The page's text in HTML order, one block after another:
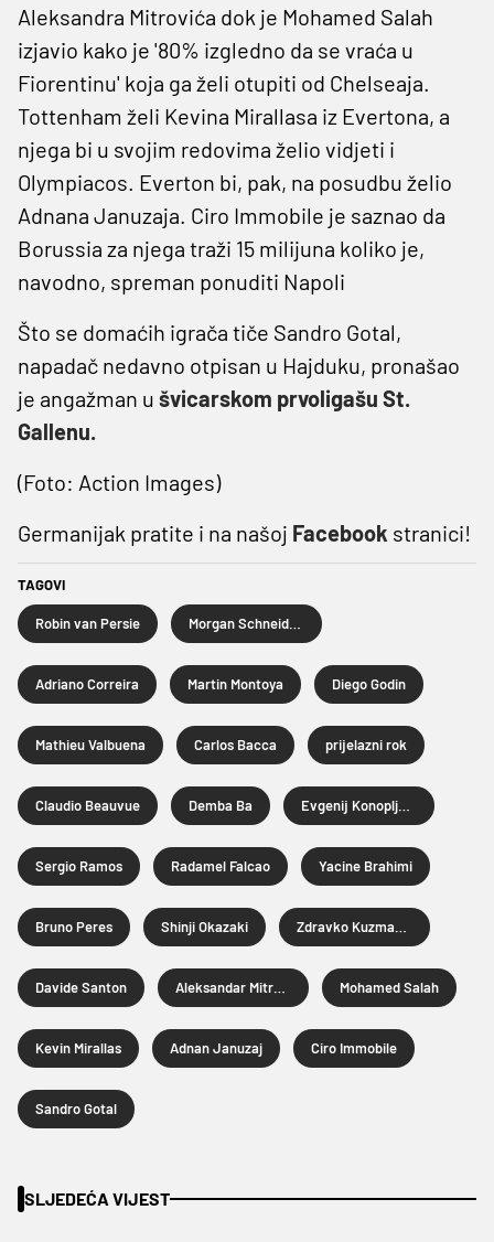
Aleksandra Mitrovića dok je Mohamed Salah
izjavio kako je '80% izgledno da se vraća u
Fiorentinu' koja ga želi otupiti od Chelseaja.
Tottenham želi Kevina Mirallasa iz Evertona, a
njega bi u svojim redovima želio vidjeti i
Olympiacos. Everton bi, pak, na posudbu želio
Adnana Januzaja. Ciro Immobile je saznao da
Borussia za njega traži 15 milijuna koliko je,
navodno, spreman ponuditi Napoli
Što se domaćih igrača tiče Sandro Gotal,
napadač nedavno otpisan u Hajduku, pronašao
je angažman u švicarskom prvoligašu St.
Gallenu.
(Foto: Action Images)
Germanijak pratite i na našoj Facebook stranici!
TAGOVI
Robin van Persie
Adriano Correira Martin Montoya Diego Godin
Mathieu Valbuena Carlos Bacca prijelazni rok
Claudio Beauvue Demba Ba
Sergio Ramos Radamel Falcao Yacine Brahimi
Bruno Peres Shinji Okazaki
Davide Santon Mohamed Salah
Kevin Mirallas Adnan Januzaj Ciro Immobile
Sandro Gotal
SLJEDEĆA VIJEST